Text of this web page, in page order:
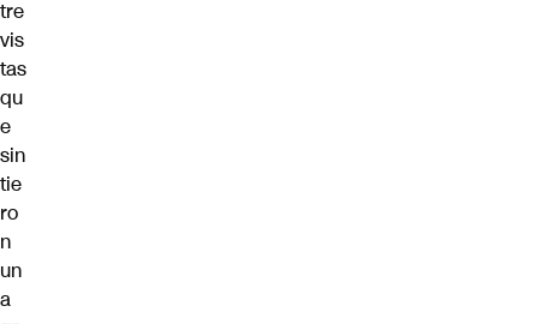
tre
vis
tas
qu
e
sin
tie
ro
n
un
a